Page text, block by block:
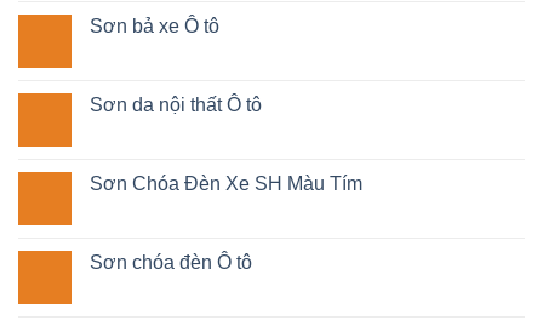
Sơn bả xe Ô tô
Sơn da nội thất Ô tô
Sơn Chóa Đèn Xe SH Màu Tím
Sơn chóa đèn Ô tô